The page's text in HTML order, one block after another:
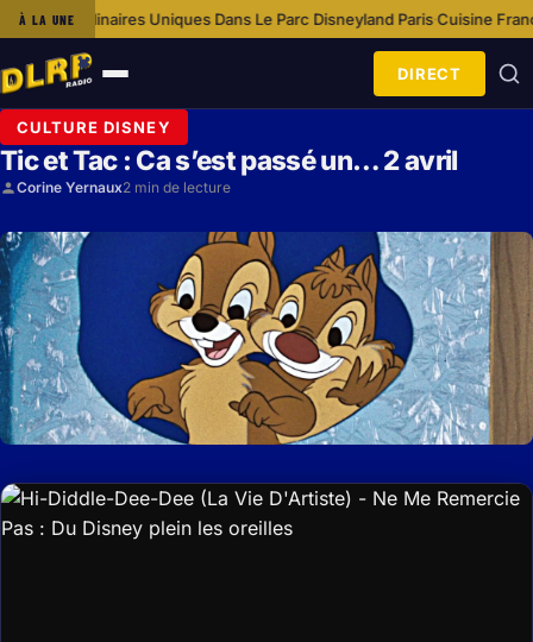
À LA UNEUniques Dans Le Parc Disneyland Paris·Cuisine Française
Ouvrir
le
menu
DIRECT
CULTURE DISNEY
Tic et Tac : Ca s’est passé un… 2 avril
Corine Yernaux2 min de lecture